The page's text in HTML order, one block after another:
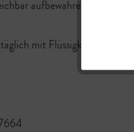
aufbewahren.
mit Flüssigkeit